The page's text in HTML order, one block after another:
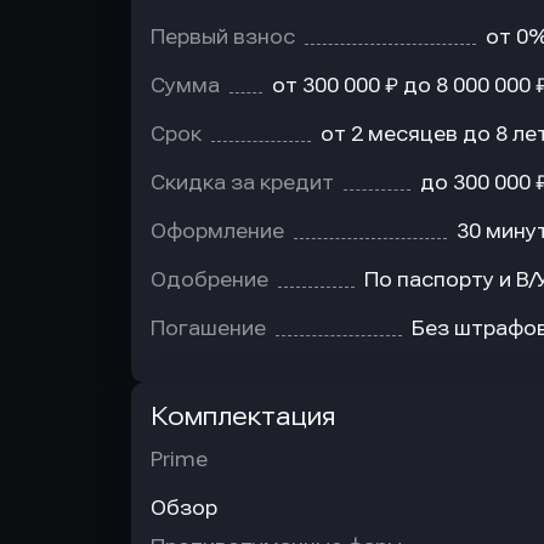
Первый взнос от
Сумма от 300 000 ₽ до 8 000 000
Срок от 2 месяцев до 8
Скидка за кредит до 300 000
Оформление 30
Одобрение По паспорту и В/
Погашение Без
Комплектация
Prime
Обзор